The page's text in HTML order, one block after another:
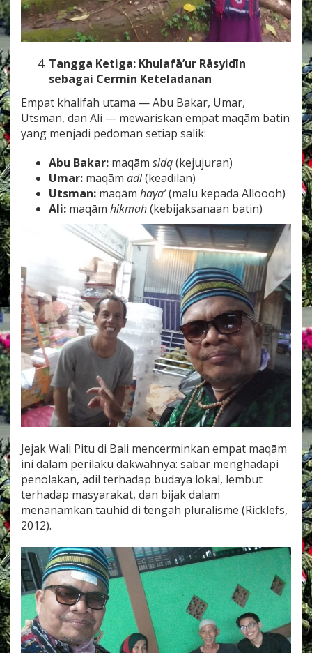
Tangga Ketiga: Khulafā’ur Rāsyidīn
sebagai Cermin Keteladanan
Empat khalifah utama — Abu Bakar, Umar,
Utsman, dan Ali — mewariskan empat maqām batin
yang menjadi pedoman setiap salik:
Abu Bakar: maqām sidq(kejujuran)
Umar: maqām adl(keadilan)
Utsman: maqām haya’(malu kepada Alloooh)
Ali: maqām hikmah(kebijaksanaan batin)
Jejak Wali Pitu di Bali mencerminkan empat maqām
ini dalam perilaku dakwahnya: sabar menghadapi
penolakan, adil terhadap budaya lokal, lembut
terhadap masyarakat, dan bijak dalam
menanamkan tauhid di tengah pluralisme (Ricklefs,
2012).